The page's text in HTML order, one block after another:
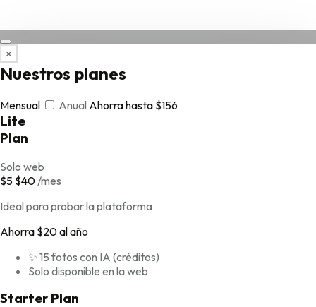
×
Nuestros planes
Mensual Anual Ahorra hasta $156
Lite
Plan
Solo web
$5 $40 /mes
Ideal para probar la plataforma
Ahorra $20 al año
✨ 15 fotos con IA (créditos)
Solo disponible en la web
Starter Plan